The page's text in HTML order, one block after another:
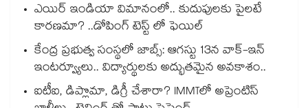
ఎయిర్ ఇండియా విమానంలో.. కుదుపులకు పైలటే
కారణమా? ..డోపింగ్ టెస్ట్ లో ఫెయిల్
కేంద్ర ప్రభుత్వ సంస్థలో జాబ్స్: ఆగస్టు 13న వాక్-ఇన్
ఇంటర్వ్యూలు.. విద్యార్థులకు అద్భుతమైన అవకాశం..
ఐటీఐ, డిప్లొమా, డిగ్రీ చేశారా? IMMTలో అప్రెంటిస్